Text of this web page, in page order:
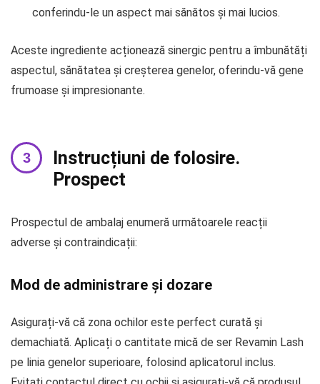
conferindu-le un aspect mai sănătos și mai lucios.
Aceste ingrediente acționează sinergic pentru a îmbunătăți
aspectul, sănătatea și creșterea genelor, oferindu-vă gene
frumoase și impresionante.
Instrucțiuni de folosire.
Prospect
Prospectul de ambalaj enumeră următoarele reacții
adverse și contraindicații:
Mod de administrare și dozare
Asigurați-vă că zona ochilor este perfect curată și
demachiată. Aplicați o cantitate mică de ser Revamin Lash
pe linia genelor superioare, folosind aplicatorul inclus.